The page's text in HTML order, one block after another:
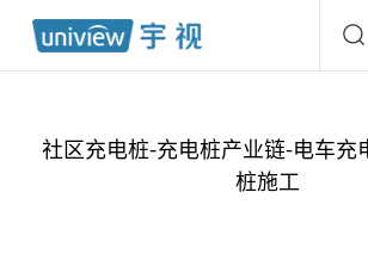
社区充电桩-充电桩产业链-电车充
桩施工